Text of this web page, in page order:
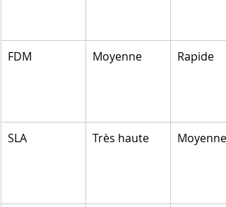
FDM Moyenne Rapide
SLA Très haute Moyenne